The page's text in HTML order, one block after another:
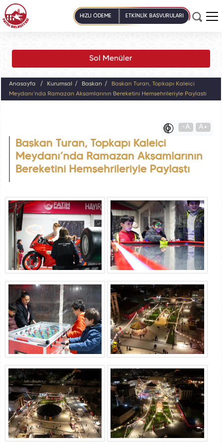
HIZLI ÖDEME ETKİNLİK BAŞVURULARI
Sol Menüler
Anasayfa Kurumsal Başkan
Başkan Turan, Topkapı Kaleiçi
Meydanı’nda Ramazan Akşamlarının Bereketini Hemşehrileriyle Paylaştı
-A A+
Başkan Turan, Topkapı Kaleiçi
Meydanı’nda Ramazan Akşamlarının
Bereketini Hemşehrileriyle Paylaştı